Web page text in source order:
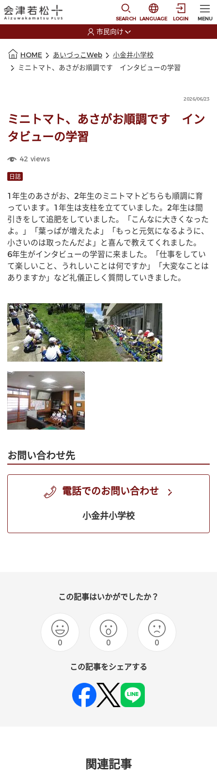
SEARCH
選択すると言語の切
LANGUAGE LOGIN MENU
市民向け
HOME あいづっこWeb
小金井小学校
ミニトマト、あさがお順調です インタビューの学習
2026/06/23
ミニトマト、あさがお順調です イン
タビューの学習
42 views
日誌
1年生のあさがお、2年生のミニトマトどちらも順調に育
っています。1年生は支柱を立てていました。2年生は間
引きをして追肥をしていました。「こんなに大きくなった
よ。」「葉っぱが増えたよ」「もっと元気になるように、
小さいのは取ったんだよ」と喜んで教えてくれました。
6年生がインタビューの学習に来ました。「仕事をしてい
て楽しいこと、うれしいことは何ですか」「大変なことは
ありますか」など礼儀正しく質問していきました。
お問い合わせ先
電話でのお問い合わせ
小金井小学校
この記事はいかがでしたか？
0 0 0
この記事をシェアする
関連記事